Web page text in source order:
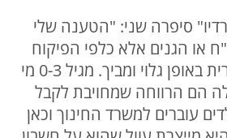
סיפרה שני: "הטענה שלי
או הגנים אלא כלפי הפיקוח
שמייצר חלוקה מגדרית באופן גלוי ומביך. מגיל 0-3 מי
הם הרווחה שמחויבת לקבל
מגיל 3 הילדים עוברים למשרד החינוך וכאן